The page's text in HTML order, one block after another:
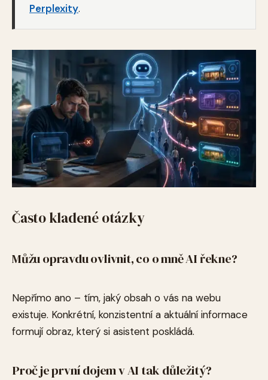
Perplexity.
Často kladené otázky
Můžu opravdu ovlivnit, co o mně AI řekne?
Nepřímo ano – tím, jaký obsah o vás na webu
existuje. Konkrétní, konzistentní a aktuální informace
formují obraz, který si asistent poskládá.
Proč je první dojem v AI tak důležitý?